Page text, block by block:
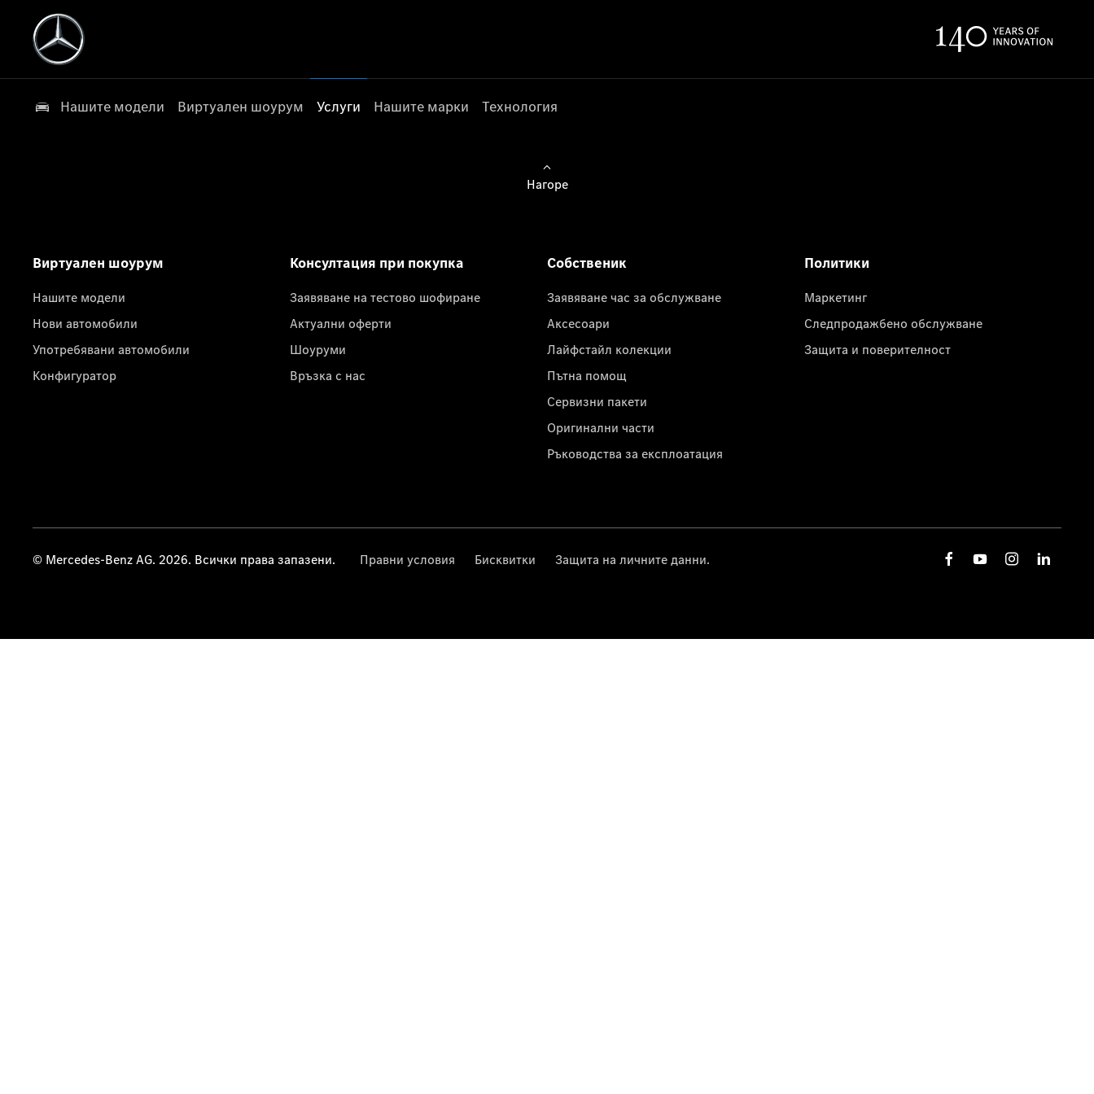
Нашите модели Виртуален шоурум Услуги Нашите марки Технология
Нагоре
Виртуален шоурум
Нашите модели
Нови автомобили
Употребявани автомобили
Конфигуратор
Консултация при покупка
Заявяване на тестово шофиране
Актуални оферти
Шоуруми
Връзка с нас
Собственик
Заявяване час за обслужване
Аксесоари
Лайфстайл колекции
Пътна помощ
Сервизни пакети
Оригинални части
Ръководства за експлоатация
Политики
Маркетинг
Следпродажбено обслужване
Защита и поверителност
© Mercedes-Benz AG. 2026. Всички права запазени. Правни условия Бисквитки Защита на личните данни.